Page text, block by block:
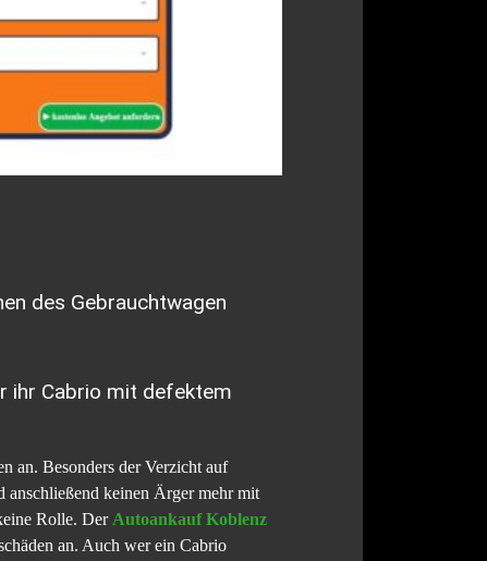
des Gebrauchtwagen
ihr Cabrio mit defektem
an. Besonders der Verzicht auf
anschließend keinen Ärger mehr mit
Rolle. Der Autoankauf Koblenz
an. Auch wer ein Cabrio